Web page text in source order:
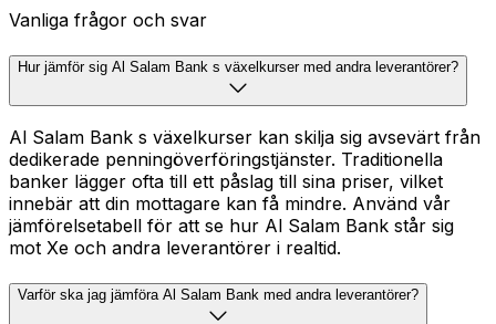
Vanliga frågor och svar
Hur jämför sig Al Salam Bank s växelkurser med andra leverantörer?
Al Salam Bank s växelkurser kan skilja sig avsevärt från
dedikerade penningöverföringstjänster. Traditionella
banker lägger ofta till ett påslag till sina priser, vilket
innebär att din mottagare kan få mindre. Använd vår
jämförelsetabell för att se hur Al Salam Bank står sig
mot Xe och andra leverantörer i realtid.
Varför ska jag jämföra Al Salam Bank med andra leverantörer?